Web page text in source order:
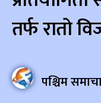
तर्फ रातो
पश्चिम